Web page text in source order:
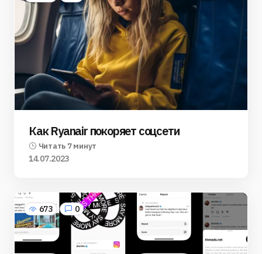
Как Ryanair покоряет соцсети
Читать 7 минут
14.07.2023
673 0